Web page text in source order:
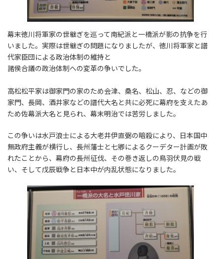
幕末徳川将軍家の世継ぎを巡って南紀派と一橋派が影の抗争を行
いました。実際は世継ぎの問題になりましたが、徳川将軍家と譜
代家臣団による政治体制の維持と
諸侯合議の政治体制への変革の争いでした。
高松松平家は御家門の家のため会津、桑名、松山、忍、などの御
家門、長岡、酒井家などの譜代大名と共に必死に幕府を支えたあ
ため佐幕派大名と見られ、幕末明治では苦労しました。
この争いは水戸浪士による大老井伊直弼の暗殺により、日本国中
無政府主義が横行し、長州藩士と七卿によるクーデター計画が敗
れたことから、幕府の長州征伐、その巻き返しの鳥羽伏見の戦
い、そして戊辰戦争と日本中が内乱状態になりました。